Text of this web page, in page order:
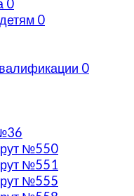
0
0
0
№550
№551
№555